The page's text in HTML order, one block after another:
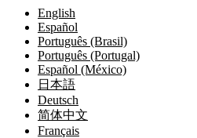
English
Español
Português (Brasil)
Português (Portugal)
Español (México)
日本語
Deutsch
简体中文
Français